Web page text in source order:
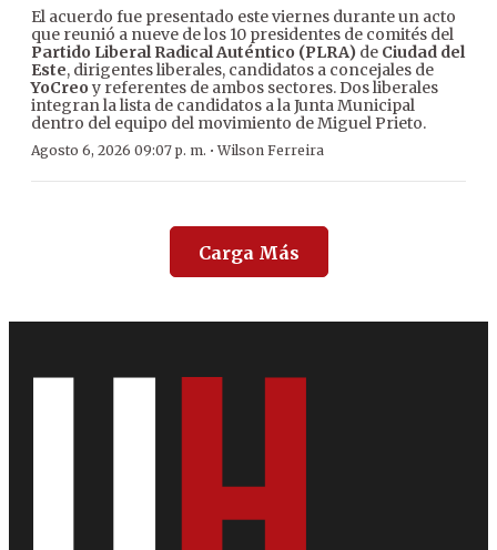
El acuerdo fue presentado este viernes durante un acto
que reunió a nueve de los 10 presidentes de comités del
Partido Liberal Radical Auténtico (PLRA) de Ciudad del
Este, dirigentes liberales, candidatos a concejales de
YoCreo y referentes de ambos sectores. Dos liberales
integran la lista de candidatos a la Junta Municipal
dentro del equipo del movimiento de Miguel Prieto.
Agosto 6, 2026 09:07 p. m. ·Wilson Ferreira
Carga Más